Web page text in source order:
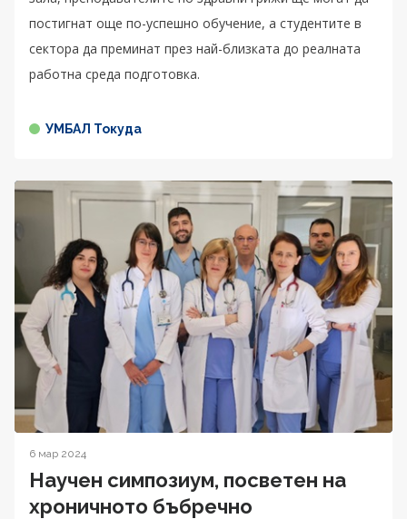
постигнат още по-успешно обучение, а студентите в
секторa да преминат през най-близката до реалната
работна среда подготовка.
УМБАЛ Токуда
6 мар 2024
Научен симпозиум, посветен на
хроничното бъбречно